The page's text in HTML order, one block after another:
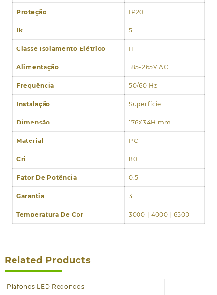
Proteção IP20
Ik 5
Classe Isolamento Elétrico II
Alimentação 185-265V AC
Frequência 50/60 Hz
Instalação Superfície
Dimensão 176X34H mm
Material PC
Cri 80
Fator De Potência 0.5
Garantia 3
Temperatura De Cor 3000 | 4000 | 6500
Related Products
Plafonds LED Redondos